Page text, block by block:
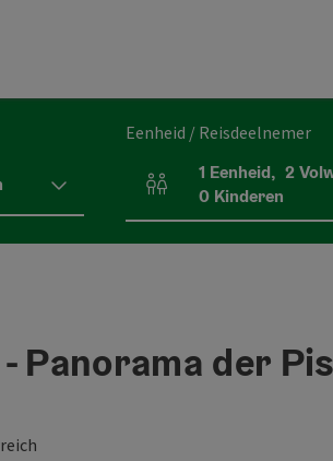
Eenheid / Reisdeelnemer
Aantal eenheden en
1 Eenheid, 2
0 Kinderen
Panorama der